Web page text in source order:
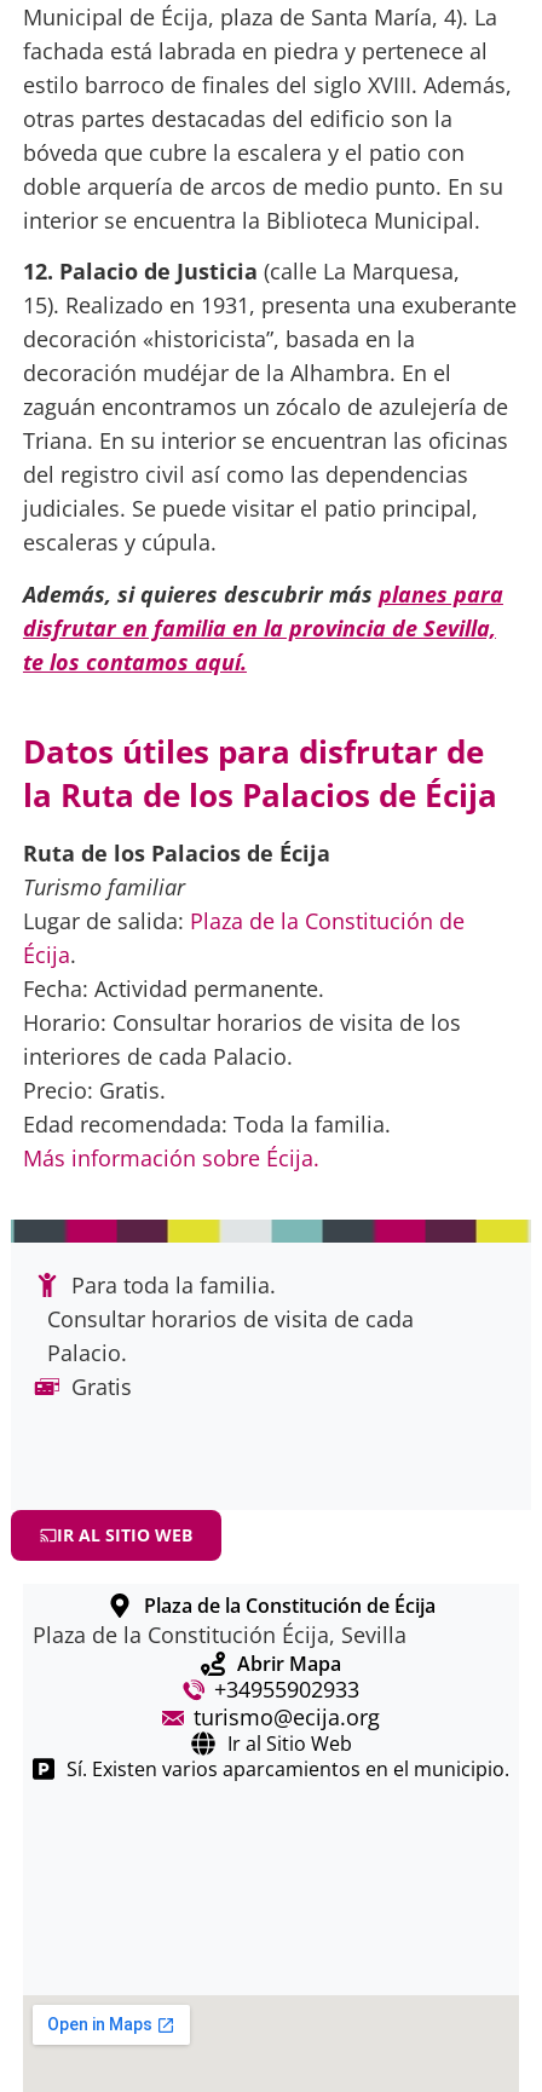
Municipal de Écija, plaza de Santa María, 4). La
fachada está labrada en piedra y pertenece al
estilo barroco de finales del siglo XVIII. Además,
otras partes destacadas del edificio son la
bóveda que cubre la escalera y el patio con
doble arquería de arcos de medio punto. En su
interior se encuentra la Biblioteca Municipal.
12. Palacio de Justicia (calle La Marquesa,
15). Realizado en 1931, presenta una exuberante
decoración «historicista”, basada en la
decoración mudéjar de la Alhambra. En el
zaguán encontramos un zócalo de azulejería de
Triana. En su interior se encuentran las oficinas
del registro civil así como las dependencias
judiciales. Se puede visitar el patio principal,
escaleras y cúpula.
Además, si quieres descubrir más planes para
disfrutar en familia en la provincia de Sevilla,
te los contamos aquí.
Datos útiles para disfrutar de
la Ruta de los Palacios de Écija
Ruta de los Palacios de Écija
Turismo familiar
Lugar de salida: Plaza de la Constitución de
Écija.
Fecha: Actividad permanente.
Horario: Consultar horarios de visita de los
interiores de cada Palacio.
Precio: Gratis.
Edad recomendada: Toda la familia.
Más información sobre Écija.
Para toda la familia.
Consultar horarios de visita de cada
Palacio.
Gratis
IR AL SITIO WEB
Plaza de la Constitución de Écija
Plaza de la Constitución Écija, Sevilla
Abrir Mapa
+34955902933
turismo@ecija.org
Ir al Sitio Web
Sí. Existen varios aparcamientos en el municipio.